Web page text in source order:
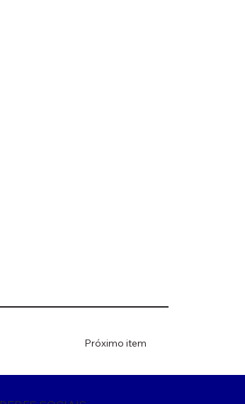
Próximo item